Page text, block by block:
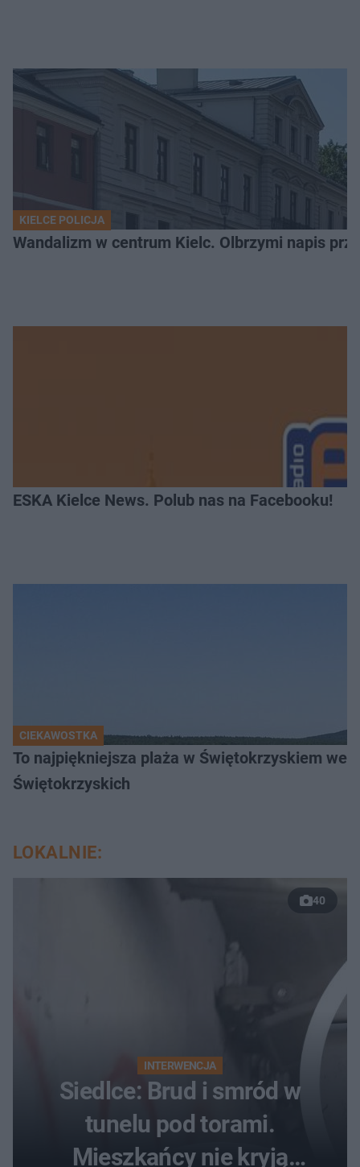
KIELCE POLICJA
Wandalizm w centrum Kielc. Olbrzymi napis
ESKA Kielce News. Polub nas na Facebooku!
CIEKAWOSTKA
To najpiękniejsza plaża w Świętokrzyskiem
Świętokrzyskich
LOKALNIE:
40
INTERWENCJA
Siedlce: Brud i smród w
tunelu pod torami.
Mieszkańcy nie kryją